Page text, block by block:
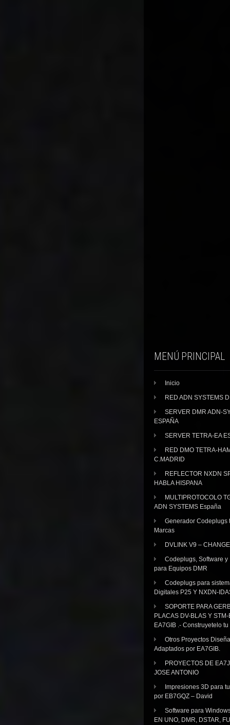
MENÚ PRINCIPAL
Inicio
RED ADN SYSTEMS
SERVER DMR ADN-
ESPAÑA
SERVER TETRA-EA
RED DMO TETRA-
C.MADRID
REFLECTOR NXDN
HABLA HISPANA
MULTIPROTOCOLO
ADN SYSTEMS España
Generador Codeplugs
Marcas
DVLINK V9 –
Codeplugs, Software y
para Equipos DMR
Codeplugs para
Digitales P25 Y NXDN-
SOPORTE PARA
PLACAS DV-BLAS Y
EA7GIB .- Construyetelo
Otros Proyectos
Adaptados por EA7GIB.
PROYECTOS DE
JOSE ANTONIO
Impresiones 3D para
por EB7GQZ – David
Software para
EN UNO, DMR, DSTAR,